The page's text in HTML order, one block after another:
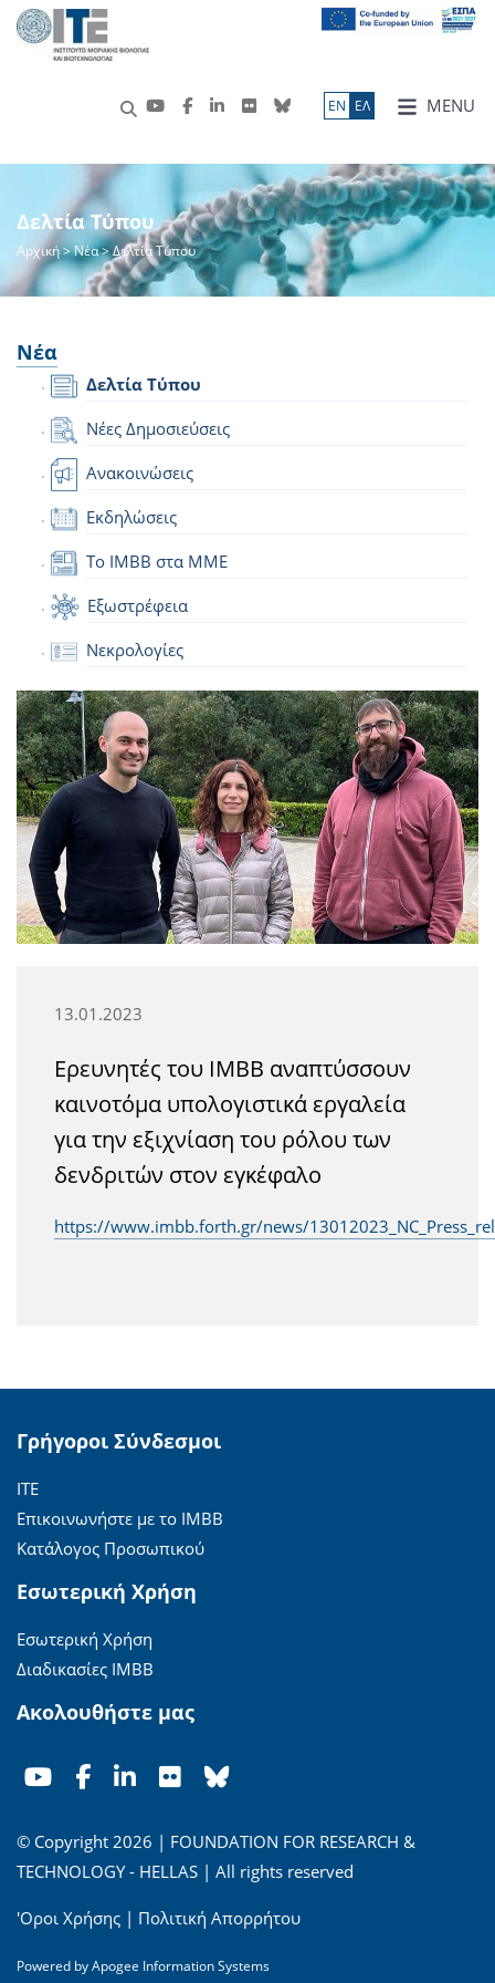
MENU
ΕN ΕΛ
Δελτία Τύπου
Αρχική>Νέα> Δελτία Τύπου
Νέα
Δελτία Τύπου
Νέες Δημοσιεύσεις
Ανακοινώσεις
Εκδηλώσεις
Το IMBB στα ΜΜΕ
Εξωστρέφεια
Νεκρολογίες
13.01.2023
Ερευνητές του ΙΜΒΒ αναπτύσσουν
καινοτόμα υπολογιστικά εργαλεία
για την εξιχνίαση του ρόλου των
δενδριτών στον εγκέφαλο
https://www.imbb.forth.gr/news/
Γρήγοροι Σύνδεσμοι
ΙΤΕ
Επικοινωνήστε με το ΙΜΒΒ
Κατάλογος Προσωπικού
Εσωτερική Χρήση
Εσωτερική Χρήση
Διαδικασίες ΙΜΒΒ
Ακολουθήστε μας
© Copyright 2026 | FOUNDATION FOR RESEARCH &
TECHNOLOGY - HELLAS | All rights reserved
'Οροι Χρήσης | Πολιτική Απορρήτου
Powered byApogee Information Systems